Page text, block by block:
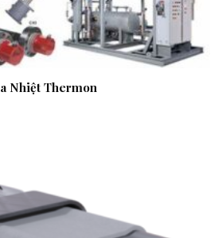
Nhiệt Thermon